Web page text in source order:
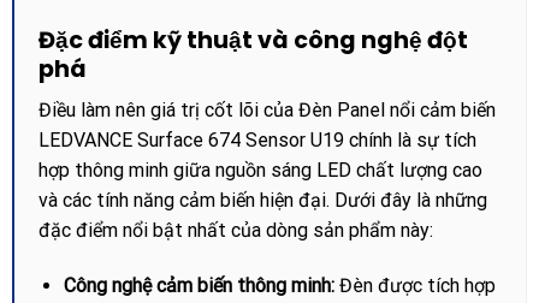
Đặc điểm kỹ thuật và công nghệ đột
phá
Điều làm nên giá trị cốt lõi của Đèn Panel nổi cảm biến
LEDVANCE Surface 674 Sensor U19 chính là sự tích
hợp thông minh giữa nguồn sáng LED chất lượng cao
và các tính năng cảm biến hiện đại. Dưới đây là những
đặc điểm nổi bật nhất của dòng sản phẩm này:
Công nghệ cảm biến thông minh:Đèn được tích hợp